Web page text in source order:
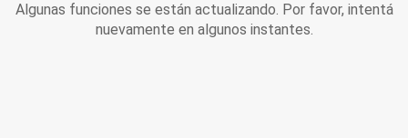
Algunas funciones se están actualizando. Por favor, intentá
nuevamente en algunos instantes.